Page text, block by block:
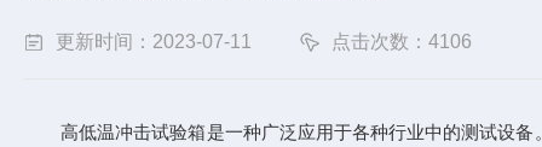
更新时间：2023-07-11 点击次数：4106
高低温冲击试验箱是一种广泛应用于各种行业中的测试设